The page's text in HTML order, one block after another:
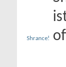
Shrance!